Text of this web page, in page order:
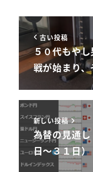
古い投稿
５０代もや
戦が始まり、
新しい投稿
為替の見通
日～３１日）